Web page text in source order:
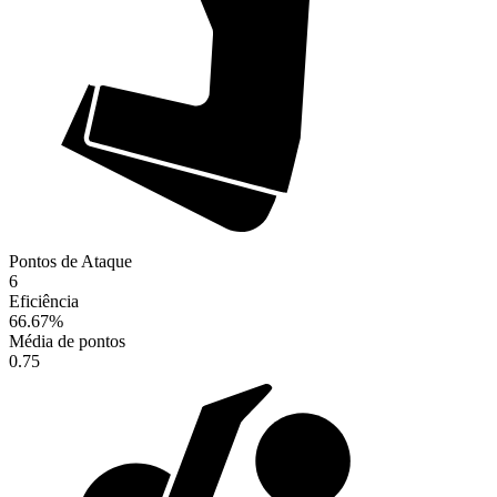
Pontos de Ataque
6
Eficiência
66.67%
Média de pontos
0.75